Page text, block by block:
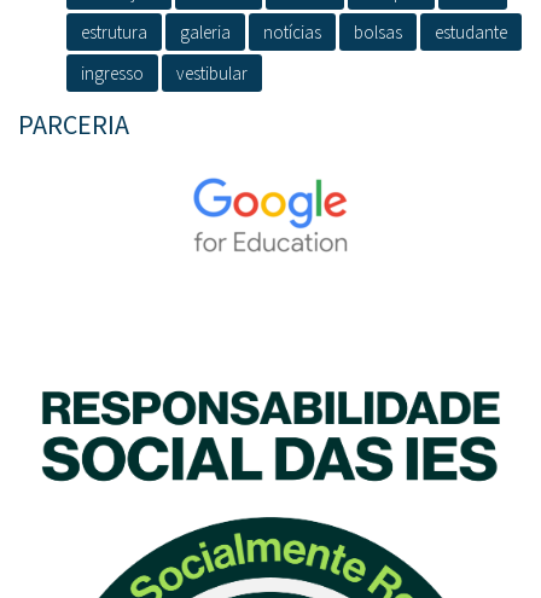
estrutura
galeria notícias bolsas
estudante
ingresso
vestibular
PARCERIA